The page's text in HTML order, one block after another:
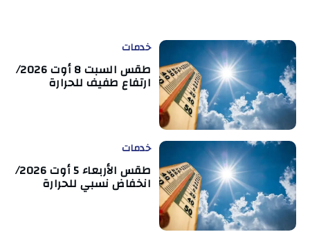
خدمات
طقس السبت 8 أوت 2026/
ارتفاع طفيف للحرارة
خدمات
طقس الأربعاء 5 أوت 2026/
انخفاض نسبي للحرارة